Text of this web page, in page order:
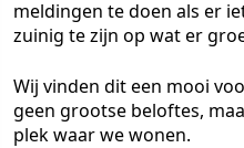
meldingen te doen als er
zuinig te zijn op wat er
Wij vinden dit een mooi
geen grootse beloftes,
plek waar we wonen.